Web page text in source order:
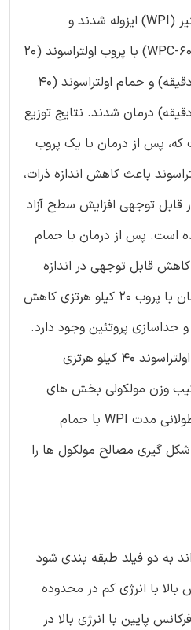
درصد وزنی از پروتئین آب پنیر (WPI) ایزوله شدند و
کنسانتره پروتئین آب پنیر (WPC-60) با پروب اولتراسوند (20
کیلو هرتز به مدت 15 و 30 دقیقه) و حمام اولتراسوند (40
کیلو هرتز به مدت 15 و 30 دقیقه) درمان شدند. نتایج توزیع
که، پس از درمان با یک پروب
هرتز، اولتراسوند باعث کاهش اندازه ذرات،
قابل توجهی افزایش سطح آزاد
است. پس از درمان با حمام
هرتزی، کاهش قابل توجهی در اندازه
ذرات وجود دارد. پس از درمان با پروب 20 کیلو هرتزی کاهش
جداسازی پروتئین وجود دارد.
درمان حمام التراسونیک با اولتراسوند 40 کیلو هرتزی
وزن مولکولی بخش های
پروتئین نشان داد. درمان طولانی مدت WPI با حمام
هرتزی، شکل گیری مصالح مولکول ها را
به دو فیلد طبقه بندی شود
با انرژی ‏کم در محدوده
پایین ‏با انرژی بالا در